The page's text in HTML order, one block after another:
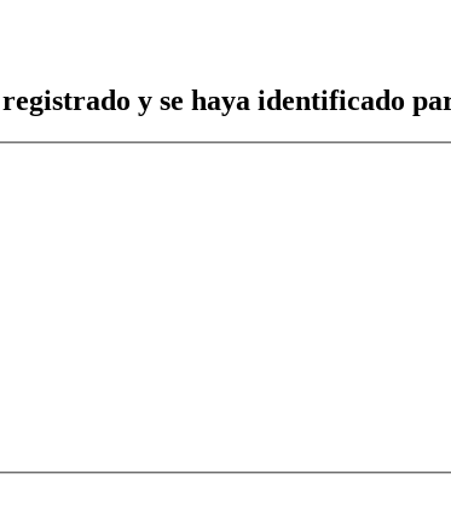
y se haya identificado